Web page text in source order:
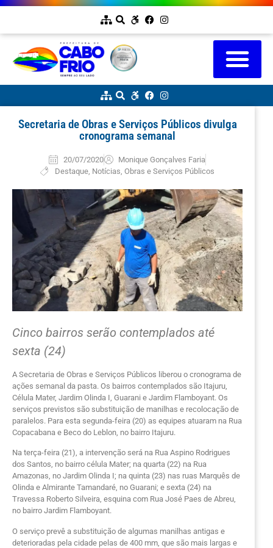
Secretaria de Obras e Serviços Públicos divulga
cronograma semanal
20/07/2020
Monique Gonçalves Faria
Destaque, Notícias Obras e Serviços Públicos
Cinco bairros serão contemplados até
sexta (24)
A Secretaria de Obras e Serviços Públicos liberou o cronograma de
ações semanal da pasta. Os bairros contemplados são Itajuru,
Célula Mater, Jardim Olinda I, Guarani e Jardim Flamboyant. Os
serviços previstos são substituição de manilhas e recolocação de
paralelos. Para esta segunda-feira (20) as equipes atuaram na Rua
Copacabana e Beco do Leblon, no bairro Itajuru.
Na terça-feira (21), a intervenção será na Rua Aspino Rodrigues
dos Santos, no bairro célula Mater; na quarta (22) na Rua
Amazonas, no Jardim Olinda I; na quinta (23) nas ruas Marquês de
Olinda e Almirante Tamandaré, no Guarani; e sexta (24) na
Travessa Roberto Silveira, esquina com Rua José Paes de Abreu,
no bairro Jardim Flamboyant.
O serviço prevê a substituição de algumas manilhas antigas e
deterioradas pela cidade pelas de 400 mm, que são mais largas e